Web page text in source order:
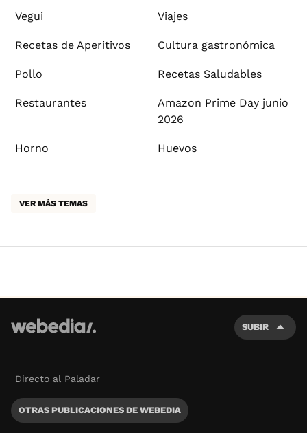
Vegui Viajes
Recetas de Aperitivos Cultura gastronómica
Pollo Recetas Saludables
Restaurantes
Amazon Prime Day junio
2026
Horno Huevos
VER MÁS TEMAS
SUBIR
Directo al Paladar
OTRAS PUBLICACIONES DE WEBEDIA